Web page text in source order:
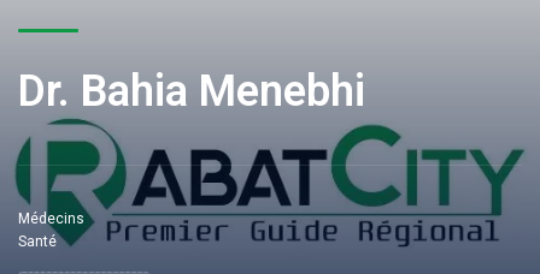
Dr. Bahia Menebhi
Médecins
Santé